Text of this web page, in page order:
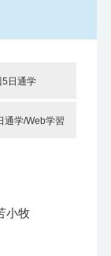
5日通学
通学/Web学習
小牧